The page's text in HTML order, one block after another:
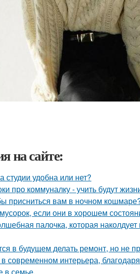
на сайте:
студии удобна или нет?
про коммуналку - учить будут
присниться вам в ночном
если они в хорошем
палочка, которая
в будущем делать ремонт, но не
современном интерьера,